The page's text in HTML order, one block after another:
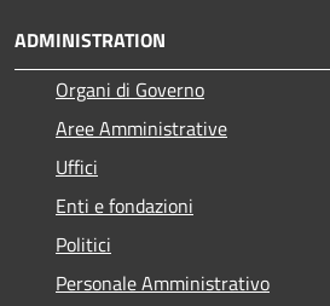
ADMINISTRATION
Organi di Governo
Aree Amministrative
Uffici
Enti e fondazioni
Politici
Personale Amministrativo